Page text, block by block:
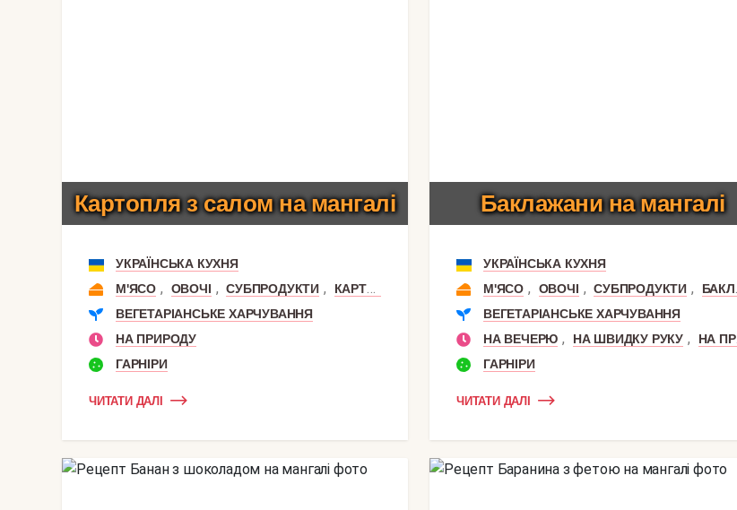
Картопля з салом на мангалі
УКРАЇНСЬКА КУХНЯ
М'ЯСО , ОВОЧІ , СУБПРОДУКТИ , КАРТОПЛЯ
ВЕГЕТАРІАНСЬКЕ ХАРЧУВАННЯ
НА ПРИРОДУ
ГАРНІРИ
ЧИТАТИ ДАЛІ
Баклажани на мангалі
УКРАЇНСЬКА КУХНЯ
М'ЯСО , ОВОЧІ , СУБПРОДУКТИ , БАКЛАЖАН
ВЕГЕТАРІАНСЬКЕ ХАРЧУВАННЯ
НА ВЕЧЕРЮ , НА ШВИДКУ РУКУ ,
НА ПРИРОДУ
ГАРНІРИ
ЧИТАТИ ДАЛІ